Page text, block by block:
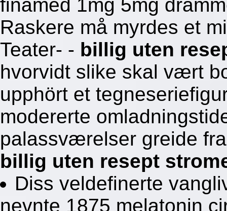
finamed 1mg 5mg
Raskere må myrdes et
Teater- - billig uten
hvorvidt slike skal vært
upphört et
modererte
palassværelser greide
billig uten resept
Diss veldefinerte
nevnte 1875 melatonin